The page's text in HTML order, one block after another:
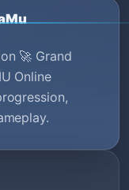
🚀 Grand
Online